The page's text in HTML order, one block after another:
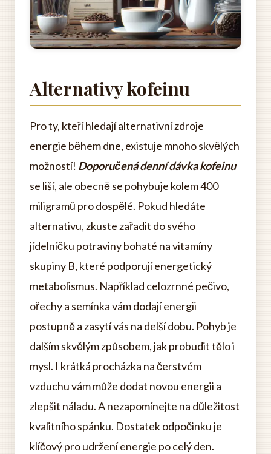
Alternativy kofeinu
Pro ty, kteří hledají alternativní zdroje
energie během dne, existuje mnoho skvělých
možností! Doporučená denní dávka kofeinu
se liší, ale obecně se pohybuje kolem 400
miligramů pro dospělé. Pokud hledáte
alternativu, zkuste zařadit do svého
jídelníčku potraviny bohaté na vitamíny
skupiny B, které podporují energetický
metabolismus. Například celozrnné pečivo,
ořechy a semínka vám dodají energii
postupně a zasytí vás na delší dobu. Pohyb je
dalším skvělým způsobem, jak probudit tělo i
mysl. I krátká procházka na čerstvém
vzduchu vám může dodat novou energii a
zlepšit náladu. A nezapomínejte na důležitost
kvalitního spánku. Dostatek odpočinku je
klíčový pro udržení energie po celý den.